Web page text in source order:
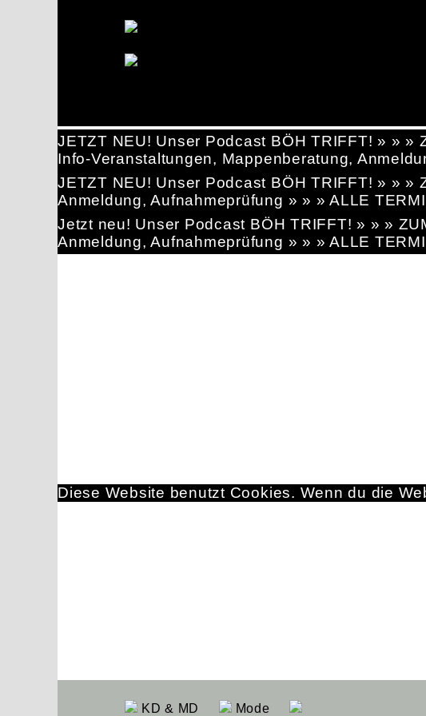
JETZT NEU! Unser Podcast BÖH TRIFFT! » » »
Info-Veranstaltungen, Mappenberatung,
JETZT NEU! Unser Podcast BÖH TRIFFT! » » »
Anmeldung, Aufnahmeprüfung » » » ALLE
Jetzt neu! Unser Podcast BÖH TRIFFT! » » »
Anmeldung, Aufnahmeprüfung » » » ALLE
KD & MD Mode
Diese Website benutzt Cookies. Wenn du die